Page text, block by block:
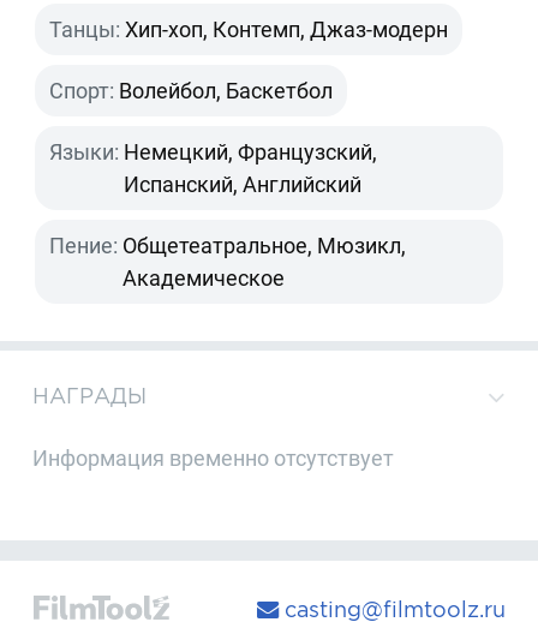
Танцы: Хип-хоп, Контемп, Джаз-модерн
Спорт: Волейбол, Баскетбол
Языки: Немецкий, Французский,
Испанский, Английский
Пение: Общетеатральное, Мюзикл,
Академическое
НАГРАДЫ
Информация временно отсутствует
casting@filmtoolz.ru